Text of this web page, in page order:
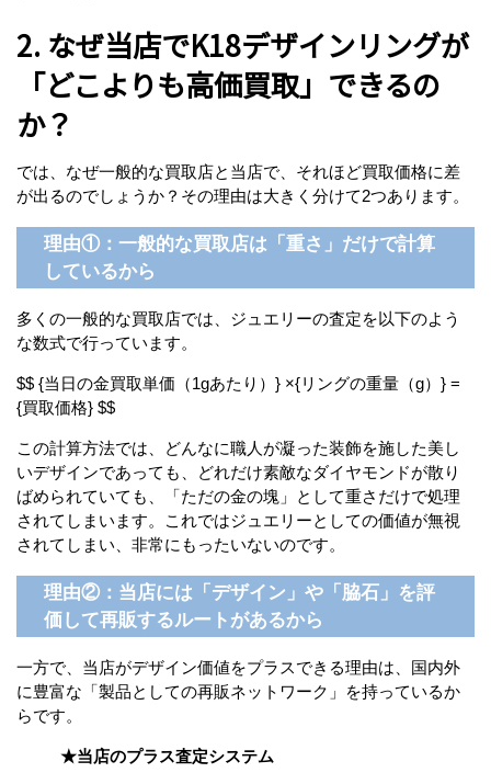
2. なぜ当店でK18デザインリングが
「どこよりも高価買取」できるの
か？
では、なぜ一般的な買取店と当店で、それほど買取価格に差
が出るのでしょうか？その理由は大きく分けて2つあります。
理由①：一般的な買取店は「重さ」だけで計算
しているから
多くの一般的な買取店では、ジュエリーの査定を以下のよう
な数式で行っています。
$$ {当日の金買取単価（1gあたり）} ×{リングの重量（g）} =
{買取価格} $$
この計算方法では、どんなに職人が凝った装飾を施した美し
いデザインであっても、どれだけ素敵なダイヤモンドが散り
ばめられていても、「ただの金の塊」として重さだけで処理
されてしまいます。これではジュエリーとしての価値が無視
されてしまい、非常にもったいないのです。
理由②：当店には「デザイン」や「脇石」を評
価して再販するルートがあるから
一方で、当店がデザイン価値をプラスできる理由は、国内外
に豊富な「製品としての再販ネットワーク」を持っているか
らです。
★当店のプラス査定システム